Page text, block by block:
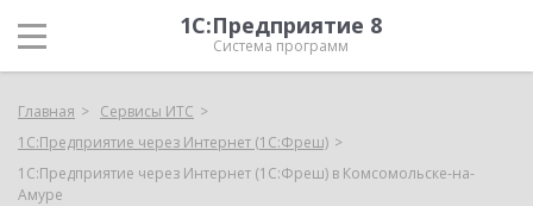
1С:Предприятие 8
Система программ
Главная
Сервисы ИТС
1С:Предприятие через Интернет (1С:Фреш)
1С:Предприятие через Интернет (1С:Фреш) в Комсомольске-на-
Амуре